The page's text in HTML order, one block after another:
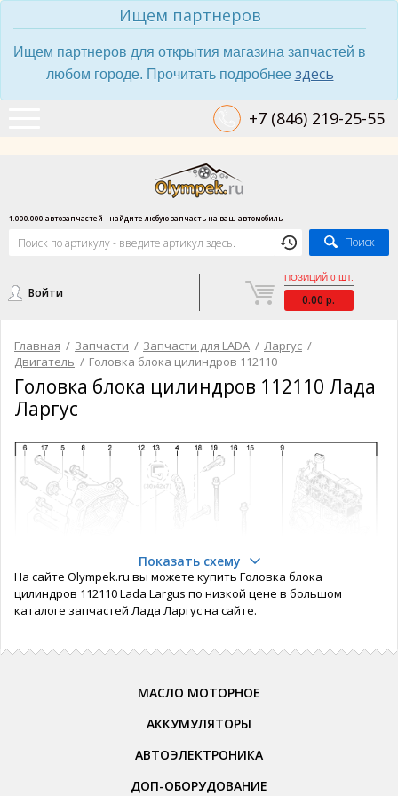
Ищем партнеров
Ищем партнеров для открытия магазина запчастей в
любом городе. Прочитать подробнее здесь
+7 (846) 219-25-55
1.000.000 автозапчастей - найдите любую запчасть на ваш автомобиль
Поиск
Войти
ПОЗИЦИЙ 0 ШТ.
0.00 р.
Главная / Запчасти / Запчасти для LADA / Ларгус /
Двигатель / Головка блока цилиндров 112110
Головка блока цилиндров 112110 Лада
Ларгус
Показать схему
На сайте Olympek.ru вы можете купить Головка блока
цилиндров 112110 Lada Largus по низкой цене в большом
каталоге запчастей Лада Ларгус на сайте.
МАСЛО МОТОРНОЕ
АККУМУЛЯТОРЫ
АВТОЭЛЕКТРОНИКА
ДОП-ОБОРУДОВАНИЕ